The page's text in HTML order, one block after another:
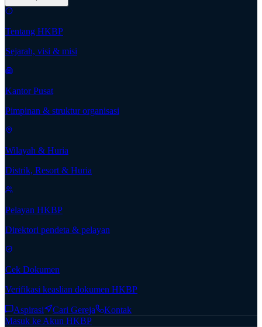
Tentang HKBP
Sejarah, visi & misi
Kantor Pusat
Pimpinan & struktur organisasi
Wilayah & Huria
Distrik, Resort & Huria
Pelayan HKBP
Direktori pendeta & pelayan
Cek Dokumen
Verifikasi keaslian dokumen HKBP
Aspirasi Cari Gereja
Kontak
Masuk ke Akun HKBP